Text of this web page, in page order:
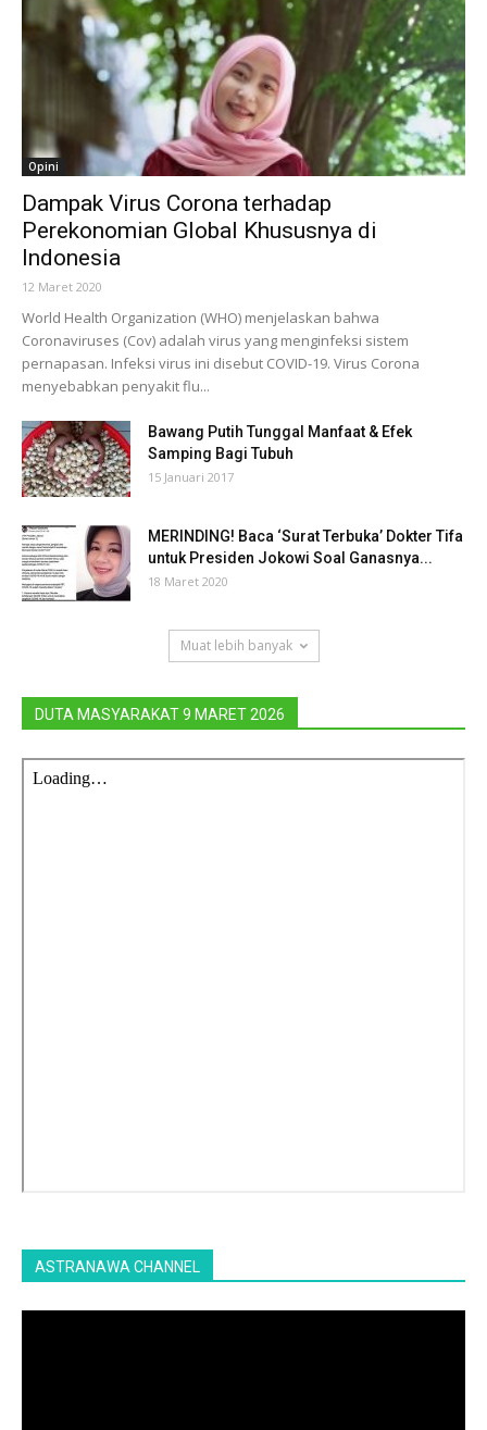
Opini
Dampak Virus Corona terhadap
Perekonomian Global Khususnya di
Indonesia
12 Maret 2020
World Health Organization (WHO) menjelaskan bahwa
Coronaviruses (Cov) adalah virus yang menginfeksi sistem
pernapasan. Infeksi virus ini disebut COVID-19. Virus Corona
menyebabkan penyakit flu...
Bawang Putih Tunggal Manfaat & Efek
Samping Bagi Tubuh
15 Januari 2017
MERINDING! Baca ‘Surat Terbuka’ Dokter Tifa
untuk Presiden Jokowi Soal Ganasnya...
18 Maret 2020
Muat lebih banyak
DUTA MASYARAKAT 9 MARET 2026
ASTRANAWA CHANNEL